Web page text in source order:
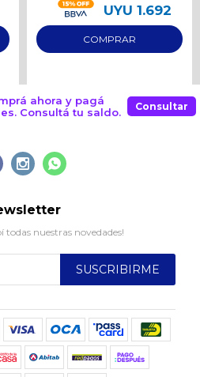
UYU 1.692
ahora y pagá
Consultá tu saldo.
Consultar
 
todas nuestras novedades!
SUSCRIBIRME